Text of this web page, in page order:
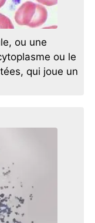
ou une
ou le
qui joue un